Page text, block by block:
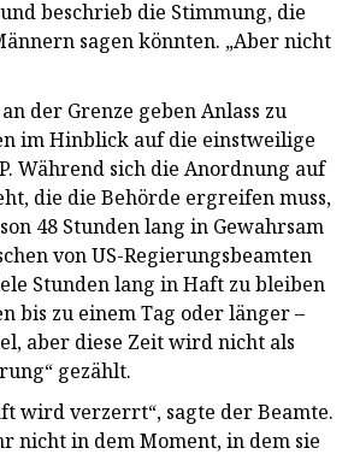
beschrieb die Stimmung, die
sagen könnten. „Aber nicht
der Grenze geben Anlass zu
im Hinblick auf die einstweilige
Während sich die Anordnung auf
die die Behörde ergreifen muss,
48 Stunden lang in Gewahrsam
von US-Regierungsbeamten
Stunden lang in Haft zu bleiben
bis zu einem Tag oder länger –
aber diese Zeit wird nicht als
gezählt.
wird verzerrt“, sagte der Beamte.
nicht in dem Moment, in dem sie